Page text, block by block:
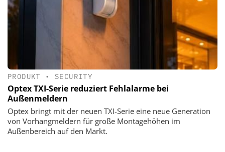
PRODUKT • SECURITY
Optex TXI-Serie reduziert Fehlalarme bei
Außenmeldern
Optex bringt mit der neuen TXI-Serie eine neue Generation
von Vorhangmeldern für große Montagehöhen im
Außenbereich auf den Markt.